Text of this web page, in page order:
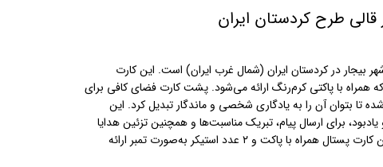
خروج از حساب
کاربری
طرح کردستان ایران
بیجار در کردستان ایران (شمال غرب ایران) است. این کارت
همراه با پاکتی کرم‌رنگ ارائه می‌شود. پشت کارت فضای کافی برای
تا بتوان آن را به یادگاری شخصی و ماندگار تبدیل کرد. این
برای ارسال پیام، تبریک مناسبت‌ها و همچنین تزئین هدایا
انتخابی جذاب و متفاوت است. این کارت پستال همراه با پاکت و ۲ عدد استیکر به‌صورت تمبر ارائه